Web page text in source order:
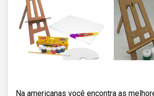
Na americanas você encontra as